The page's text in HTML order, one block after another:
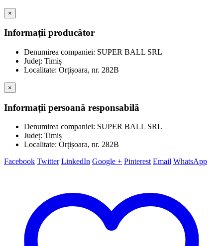
×
Informații producător
Denumirea companiei: SUPER BALL SRL
Județ: Timiș
Localitate: Orțișoara, nr. 282B
×
Informații persoană responsabilă
Denumirea companiei: SUPER BALL SRL
Județ: Timiș
Localitate: Orțișoara, nr. 282B
Facebook Twitter LinkedIn Google + Pinterest Email WhatsApp